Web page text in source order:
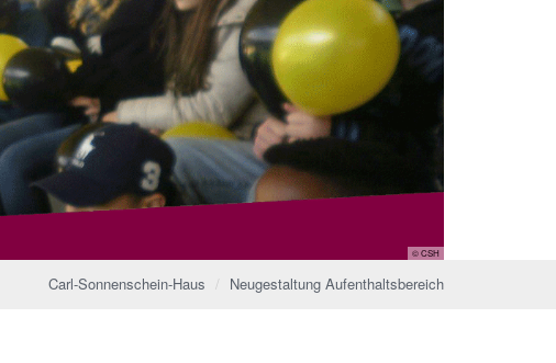
© CSH
Carl-Sonnenschein-Haus Neugestaltung Aufenthaltsbereich